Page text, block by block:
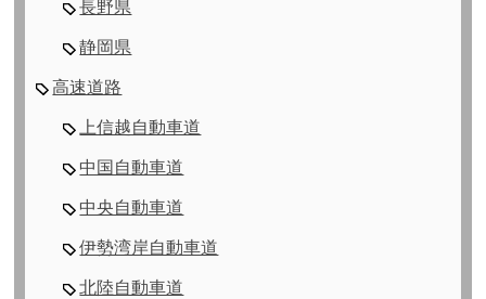
長野県
静岡県
高速道路
上信越自動車道
中国自動車道
中央自動車道
伊勢湾岸自動車道
北陸自動車道